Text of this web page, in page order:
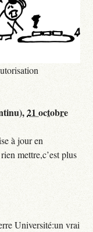
21 octobre
à jour en
mettre,c’est plus
Université:un vrai